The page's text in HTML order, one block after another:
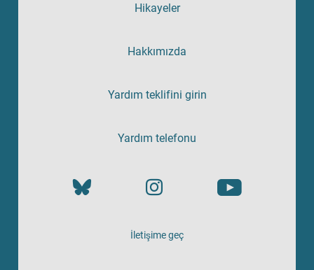
Hikayeler
Hakkımızda
Yardım teklifini girin
Yardım telefonu
İletişime geç